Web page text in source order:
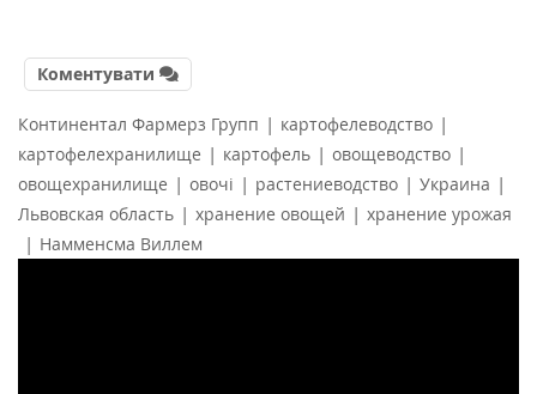
Коментувати
Континентал Фармерз Групп | картофелеводство |
картофелехранилище | картофель | овощеводство |
овощехранилище | овочі | растениеводство | Украина |
Львовская область | хранение овощей | хранение урожая
| Намменсма Виллем